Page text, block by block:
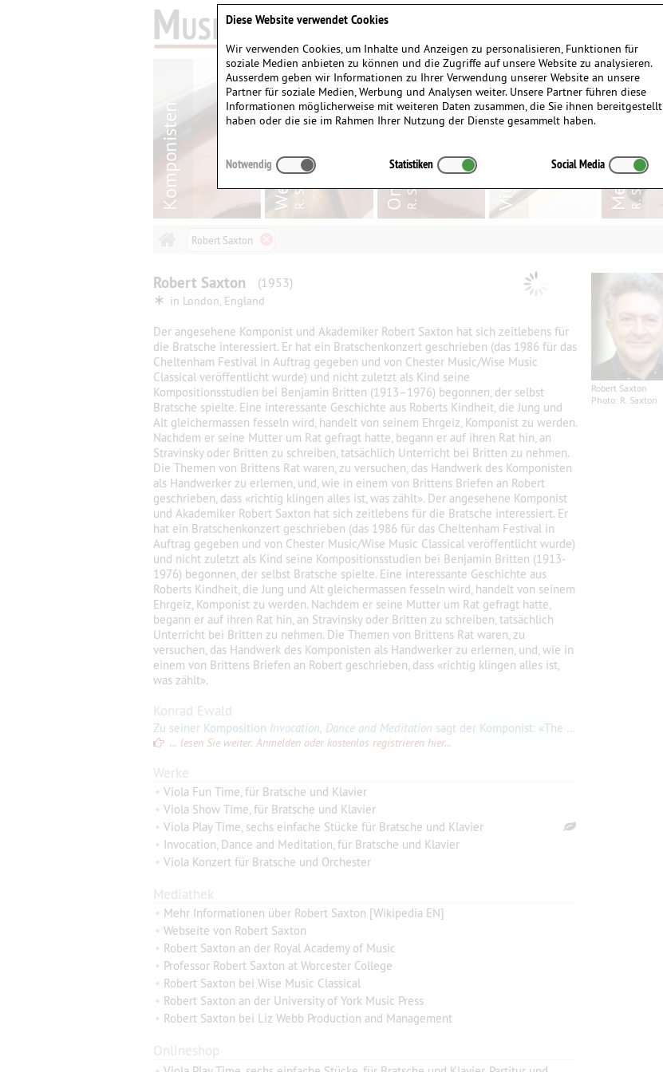
Robert Saxton
Robert Saxton (1953)
∗ in London, England
Der angesehene Komponist und Akademiker Robert Saxton hat sich zeitlebens für
die Bratsche interessiert. Er hat ein Bratschenkonzert geschrieben (das 1986 für das
Cheltenham Festival in Auftrag gegeben und von Chester Music/Wise Music
Classical veröffentlicht wurde) und nicht zuletzt als Kind seine
Kompositionsstudien bei Benjamin Britten (1913–1976) begonnen, der selbst
Bratsche spielte. Eine interessante Geschichte aus Roberts Kindheit, die Jung und
Alt gleichermassen fesseln wird, handelt von seinem Ehrgeiz, Komponist zu werden.
Nachdem er seine Mutter um Rat gefragt hatte, begann er auf ihren Rat hin, an
Stravinsky oder Britten zu schreiben, tatsächlich Unterricht bei Britten zu nehmen.
Die Themen von Brittens Rat waren, zu versuchen, das Handwerk des Komponisten
als Handwerker zu erlernen, und, wie in einem von Brittens Briefen an Robert
geschrieben, dass «richtig klingen alles ist, was zählt». Der angesehene Komponist
und Akademiker Robert Saxton hat sich zeitlebens für die Bratsche interessiert. Er
hat ein Bratschenkonzert geschrieben (das 1986 für das Cheltenham Festival in
Auftrag gegeben und von Chester Music/Wise Music Classical veröffentlicht wurde)
und nicht zuletzt als Kind seine Kompositionsstudien bei Benjamin Britten (1913-
1976) begonnen, der selbst Bratsche spielte. Eine interessante Geschichte aus
Roberts Kindheit, die Jung und Alt gleichermassen fesseln wird, handelt von seinem
Ehrgeiz, Komponist zu werden. Nachdem er seine Mutter um Rat gefragt hatte,
begann er auf ihren Rat hin, an Stravinsky oder Britten zu schreiben, tatsächlich
Unterricht bei Britten zu nehmen. Die Themen von Brittens Rat waren, zu
versuchen, das Handwerk des Komponisten als Handwerker zu erlernen, und, wie in
einem von Brittens Briefen an Robert geschrieben, dass «richtig klingen alles ist,
was zählt».
Konrad Ewald
Zu seiner Komposition Invocation, Dance and Meditation sagt der Komponist: «The title refers to ancient Jewish religious and musical traditions. The opening Invocation (a written-out accelerando)
... lesen Sie weiter. Anmelden oder kostenlos registrieren hier...
Werke
• Viola Fun Time, für Bratsche und Klavier
• Viola Show Time, für Bratsche und Klavier
• Viola Play Time, sechs einfache Stücke für Bratsche und Klavier
• Invocation, Dance and Meditation, für Bratsche und Klavier
• Viola Konzert für Bratsche und Orchester
Mediathek
• Mehr Informationen über Robert Saxton [Wikipedia EN]
• Webseite von Robert Saxton
• Robert Saxton an der Royal Academy of Music
• Professor Robert Saxton at Worcester College
• Robert Saxton bei Wise Music Classical
• Robert Saxton an der University of York Music Press
• Robert Saxton bei Liz Webb Production and Management
Onlineshop
Robert Saxton
Photo: R. Saxton
Diese Website verwendet Cookies
Wir verwenden Cookies, um Inhalte und Anzeigen zu personalisieren, Funktionen für
soziale Medien anbieten zu können und die Zugriffe auf unsere Website zu analysieren.
Ausserdem geben wir Informationen zu Ihrer Verwendung unserer Website an unsere
Partner für soziale Medien, Werbung und Analysen weiter. Unsere Partner führen diese
Informationen möglicherweise mit weiteren Daten zusammen, die Sie ihnen bereitgestellt
haben oder die sie im Rahmen Ihrer Nutzung der Dienste gesammelt haben.
Notwendig Statistiken Social Media